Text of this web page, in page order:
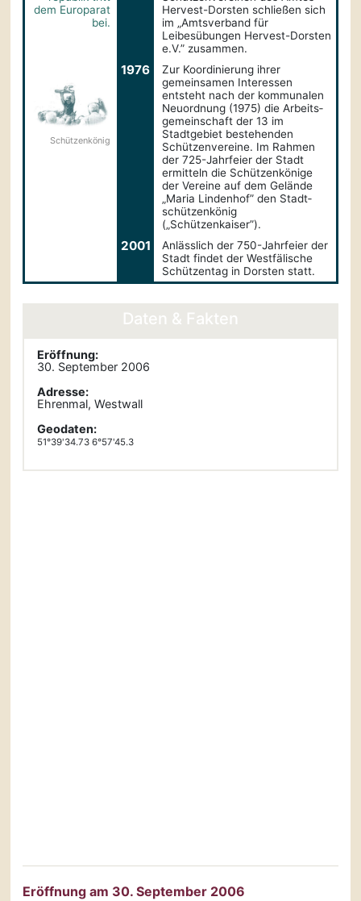
dem Europarat
bei.
Hervest-Dorsten schließen sich
im „Amtsverband für
Leibesübungen Hervest-Dorsten
e.V.” zusammen.
Schützen­könig
1976
Zur Koordinierung ihrer
gemeinsamen Interessen
entsteht nach der kommunalen
Neuordnung (1975) die Arbeits­
gemeinschaft der 13 im
Stadtgebiet bestehenden
Schützenvereine. Im Rahmen
der 725-Jahrfeier der Stadt
ermitteln die Schützenkönige
der Vereine auf dem Gelände
„Maria Lindenhof” den Stadt­
schützenkönig
(„Schützenkaiser”).
2001
Anlässlich der 750-Jahrfeier der
Stadt findet der Westfälische
Schützentag in Dorsten statt.
Daten & Fakten
Eröffnung:
30. September 2006
Adresse:
Ehrenmal, Westwall
Geodaten:
51°39'34.73 6°57'45.3
Eröffnung am 30. September 2006